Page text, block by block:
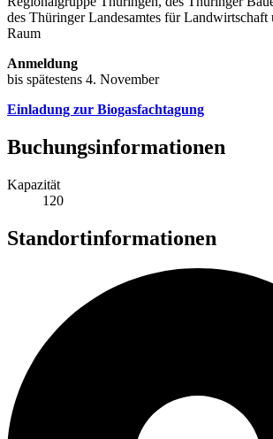
des Thüringer Landesamtes für Landwirtschaft
Raum
Anmeldung
bis spätestens 4. November
Einladung zur Biogasfachtagung
Buchungsinformationen
Kapazität
120
Standortinformationen